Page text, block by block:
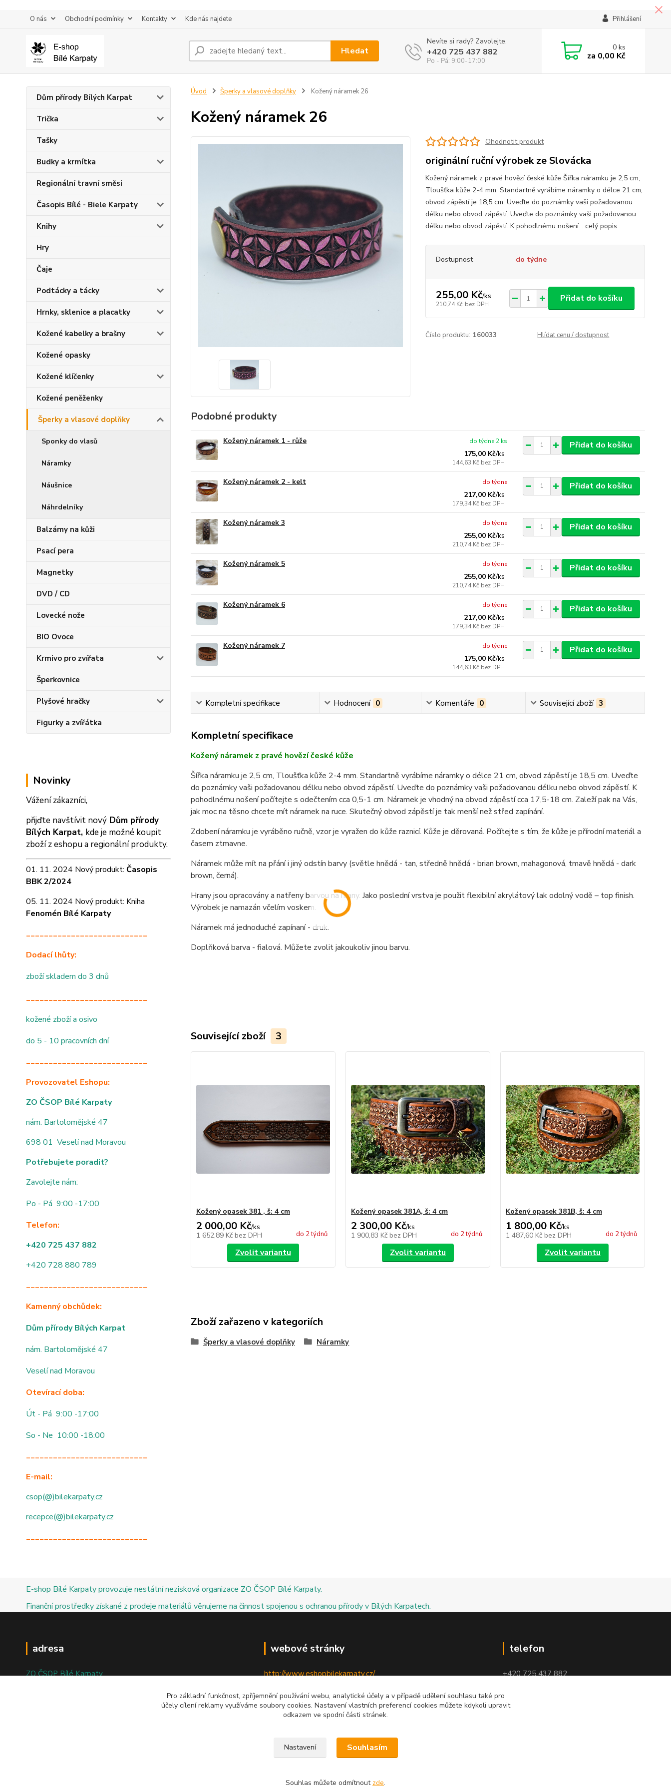
O nás Obchodní podmínky Kontakty Kde nás najdete Přihlášení
Hledat
Nevíte si rady? Zavolejte.
+420 725 437 882
Po - Pá: 9:00-17:00
0ks
za 0,00 Kč
Dům přírody Bílých Karpat
Trička
Tašky
Budky a krmítka
Regionální travní směsi
Časopis Bílé - Biele Karpaty
Knihy
Hry
Čaje
Podtácky a tácky
Hrnky, sklenice a placatky
Kožené kabelky a brašny
Kožené opasky
Kožené klíčenky
Kožené peněženky
Šperky a vlasové doplňky
Sponky do vlasů
Náramky
Náušnice
Náhrdelníky
Balzámy na kůži
Psací pera
Magnetky
DVD / CD
Lovecké nože
BIO Ovoce
Krmivo pro zvířata
Šperkovnice
Plyšové hračky
Figurky a zvířátka
Novinky
Vážení zákazníci,
přijďte navštívit nový Dům přírody
Bílých Karpat, kde je možné koupit
zboží z eshopu a regionální produkty.
01. 11. 2024 Nový produkt: Časopis
BBK 2/2024
05. 11. 2024 Nový produkt: Kniha
Fenomén Bílé Karpaty
___________________________
Dodací lhůty:
zboží skladem do 3 dnů
___________________________
kožené zboží a osivo
do 5 - 10 pracovních dní
___________________________
Provozovatel Eshopu:
ZO ČSOP Bílé Karpaty
nám. Bartolomějské 47
698 01 Veselí nad Moravou
Potřebujete poradit?
Zavolejte nám:
Po - Pá 9:00 -17:00
Telefon:
+420 725 437 882
+420 728 880 789
___________________________
Kamenný obchůdek:
Dům přírody Bílých Karpat
nám. Bartolomějské 47
Veselí nad Moravou
Otevírací doba:
Út - Pá 9:00 -17:00
So - Ne 10:00 -18:00
___________________________
E-mail:
csop(@)bilekarpaty.cz
recepce(@)bilekarpaty.cz
___________________________
Úvod Šperky a vlasové doplňky Kožený náramek 26
Kožený náramek 26
Ohodnotit produkt
originální ruční výrobek ze Slovácka
Kožený náramek z pravé hovězí české kůže Šířka náramku je 2,5 cm,
Tloušťka kůže 2-4 mm. Standartně vyrábíme náramky o délce 21 cm,
obvod zápěstí je 18,5 cm. Uveďte do poznámky vaši požadovanou
délku nebo obvod zápěstí. Uveďte do poznámky vaši požadovanou
délku nebo obvod zápěstí. K pohodlnému nošení... celý popis
Dostupnost do týdne
255,00 Kč/ks
210,74 Kč bez DPH
Přidat do košíku
Číslo produktu: 160033 Hlídat cenu / dostupnost
Podobné produkty
Kožený náramek 1 - růže
175,00 Kč/ks
144,63 Kč bez DPH
do týdne 2 ks Přidat do košíku
Kožený náramek 2 - kelt
217,00 Kč/ks
179,34 Kč bez DPH
do týdne Přidat do košíku
Kožený náramek 3
255,00 Kč/ks
210,74 Kč bez DPH
do týdne Přidat do košíku
Kožený náramek 5
255,00 Kč/ks
210,74 Kč bez DPH
do týdne Přidat do košíku
Kožený náramek 6
217,00 Kč/ks
179,34 Kč bez DPH
do týdne Přidat do košíku
Kožený náramek 7
175,00 Kč/ks
144,63 Kč bez DPH
do týdne Přidat do košíku
Kompletní specifikace Hodnocení 0 Komentáře 0 Související zboží 3
Kompletní specifikace
Kožený náramek z pravé hovězí české kůže
Šířka náramku je 2,5 cm, Tloušťka kůže 2-4 mm. Standartně vyrábíme náramky o délce 21 cm, obvod zápěstí je 18,5 cm. Uveďte
do poznámky vaši požadovanou délku nebo obvod zápěstí. Uveďte do poznámky vaši požadovanou délku nebo obvod zápěstí. K
pohodlnému nošení počítejte s odečtením cca 0,5-1 cm. Náramek je vhodný na obvod zápěstí cca 17,5-18 cm. Zaleží pak na Vás,
jak moc na těsno chcete mít náramek na ruce. Skutečný obvod zápěstí je tak menší než střed zapínání.
Zdobení náramku je vyráběno ručně, vzor je vyražen do kůže raznicí. Kůže je děrovaná. Počítejte s tím, že kůže je přírodní materiál a
časem ztmavne.
Náramek může mít na přání i jiný odstín barvy (světle hnědá - tan, středně hnědá - brian brown, mahagonová, tmavě hnědá - dark
brown, černá).
Hrany jsou opracovány a natřeny barvou na hrany. Jako poslední vrstva je použit flexibilní akrylátový lak odolný vodě – top finish.
Výrobek je namazán včelím voskem.
Náramek má jednoduché zapínaní - druk.
Doplňková barva - fialová. Můžete zvolit jakoukoliv jinou barvu.
Související zboží 3
Kožený opasek 381 , š: 4 cm
2 000,00 Kč/ks
1 652,89 Kč bez DPH do 2 týdnů
Zvolit variantu
Kožený opasek 381A, š: 4 cm
2 300,00 Kč/ks
1 900,83 Kč bez DPH do 2 týdnů
Zvolit variantu
Kožený opasek 381B, š: 4 cm
1 800,00 Kč/ks
1 487,60 Kč bez DPH do 2 týdnů
Zvolit variantu
Zboží zařazeno v kategoriích
Šperky a vlasové doplňky Náramky
E-shop Bílé Karpaty provozuje nestátní nezisková organizace ZO ČSOP Bílé Karpaty.
Finanční prostředky získané z prodeje materiálů věnujeme na činnost spojenou s ochranou přírody v Bílých Karpatech.
adresa
ZO ČSOP Bílé Karpaty
webové stránky
http://www.eshopbilekarpaty.cz/
http://csop.bilekarpaty.cz/
http://www.dumprirody.cz/bilekarpaty
telefon
+420 725 437 882
+420 727 880 789
Pro základní funkčnost, zpříjemnění používání webu, analytické účely a v případě udělení souhlasu také pro
účely cílení reklamy využíváme soubory cookies. Nastavení vlastních preferencí cookies můžete kdykoli upravit
odkazem ve spodní části stránek.
Nastavení Souhlasím
Souhlas můžete odmítnout zde.